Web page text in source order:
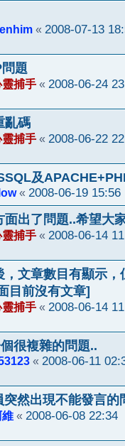
« 2008-07-13
題
靈捕手 « 2008-06-24
亂碼
靈捕手 « 2008-06-22
及
« 2008-06-19 15:56
面出了問題..希望大
靈捕手 « 2008-06-14
，文章數目有顯示，
目前沒有文章]
靈捕手 « 2008-06-14
很複雜的問題..
« 2008-06-11
然出現不能發言的
維 « 2008-06-08 22:34